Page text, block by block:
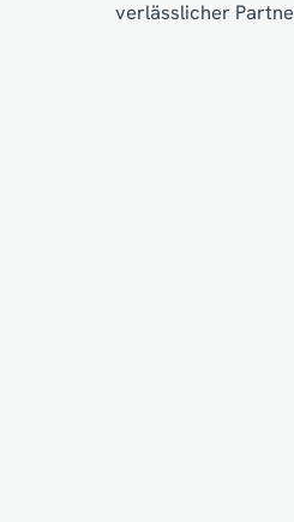
verlässlicher